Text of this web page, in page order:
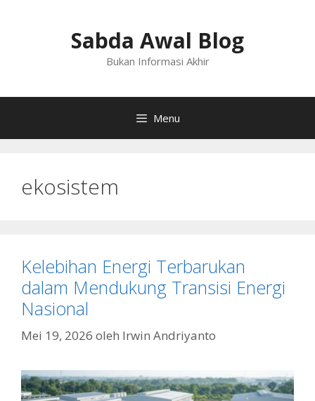
Sabda Awal Blog
Bukan Informasi Akhir
Menu
ekosistem
Kelebihan Energi Terbarukan
dalam Mendukung Transisi Energi
Nasional
Mei 19, 2026 oleh Irwin Andriyanto